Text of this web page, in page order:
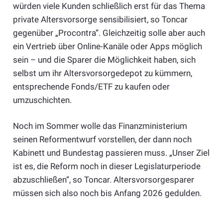
würden viele Kunden schließlich erst für das Thema
private Altersvorsorge sensibilisiert, so Toncar
gegenüber „Procontra“. Gleichzeitig solle aber auch
ein Vertrieb über Online-Kanäle oder Apps möglich
sein – und die Sparer die Möglichkeit haben, sich
selbst um ihr Altersvorsorgedepot zu kümmern,
entsprechende Fonds/ETF zu kaufen oder
umzuschichten.
Noch im Sommer wolle das Finanzministerium
seinen Reformentwurf vorstellen, der dann noch
Kabinett und Bundestag passieren muss. „Unser Ziel
ist es, die Reform noch in dieser Legislaturperiode
abzuschließen“, so Toncar. Altersvorsorgesparer
müssen sich also noch bis Anfang 2026 gedulden.